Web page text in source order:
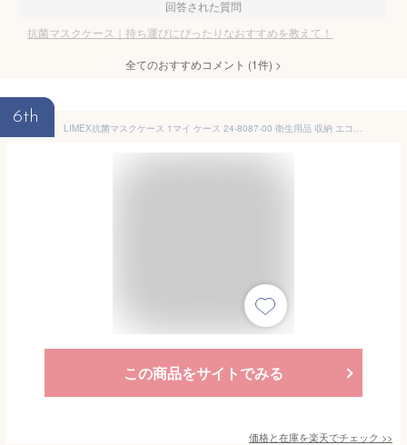
回答された質問
抗菌マスクケース｜持ち運びにぴったりなおすすめを教えて！
全てのおすすめコメント (1件) >
6th
LIMEX抗菌マスクケース 1マイ ケース 24-8087-00 衛生用品 収納 エコフレンドリー 抗ウイルス 持ち運び コンパクト マスク収納 ハイジーン 清潔素材 環境配慮
この商品をサイトでみる
価格と在庫を楽天でチェック >>